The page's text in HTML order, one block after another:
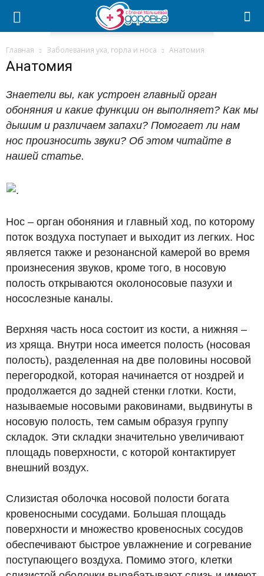
Главная Заболевания уха, горла и носа Анатомия
Анатомия
Знаетели вы, как устроен главный орган
обоняния и какие функции он выполняет? Как мы
дышим и различаем запахи? Помогает ли нам
нос произносить звуки? Об этом читайте в
нашей статье.
Нос – орган обоняния и главный ход, по которому
поток воздуха поступает и выходит из легких. Нос
является также и резонансной камерой во время
произнесения звуков, кроме того, в носовую
полость открываются околоносовые пазухи и
носослезные каналы.
Верхняя часть носа состоит из кости, а нижняя –
из хряща. Внутри носа имеется полость (носовая
полость), разделенная на две половины носовой
перегородкой, которая начинается от ноздрей и
продолжается до задней стенки глотки. Кости,
называемые носовыми раковинами, выдвинуты в
носовую полость, тем самым образуя группу
складок. Эти складки значительно увеличивают
площадь поверхности, с которой контактирует
внешний воздух.
Слизистая оболочка носовой полости богата
кровеносными сосудами. Большая площадь
поверхности и множество кровеносных сосудов
обеспечивают быстрое увлажнение и согревание
поступающего воздуха. Помимо этого, клетки